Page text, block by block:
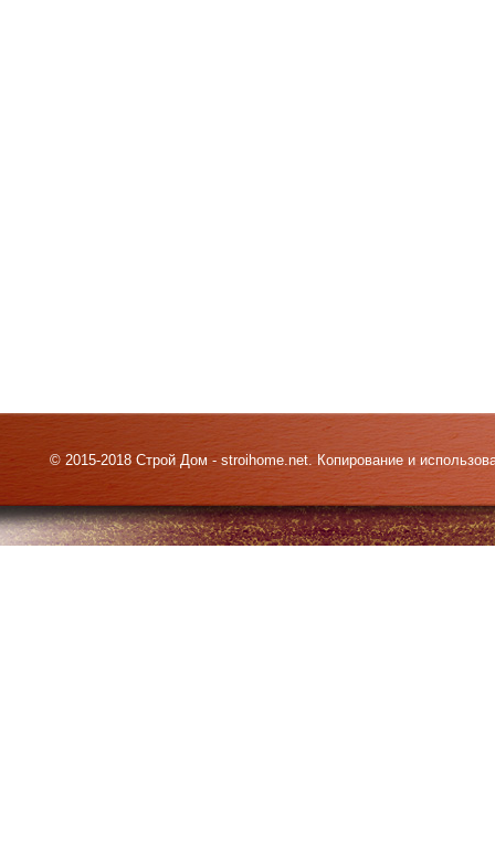
© 2015-2018 Строй Дом - stroihome.net. Копирование и